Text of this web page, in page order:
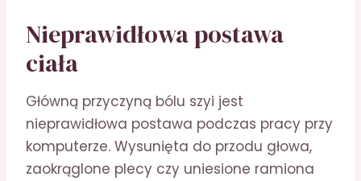
Nieprawidłowa postawa
ciała
Główną przyczyną bólu szyi jest
nieprawidłowa postawa podczas pracy przy
komputerze. Wysunięta do przodu głowa,
zaokrąglone plecy czy uniesione ramiona